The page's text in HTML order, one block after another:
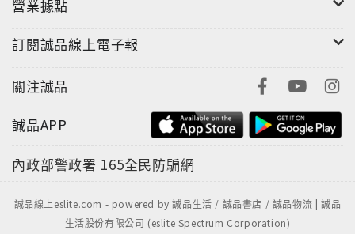
營業據點
訂閱誠品線上電子報
關注誠品
誠品APP
內政部警政署 165全民防騙網
誠品線上eslite.com - powered by 誠品生活 / 誠品書店 / 誠品物流 | 誠品
生活股份有限公司 (eslite Spectrum Corporation)